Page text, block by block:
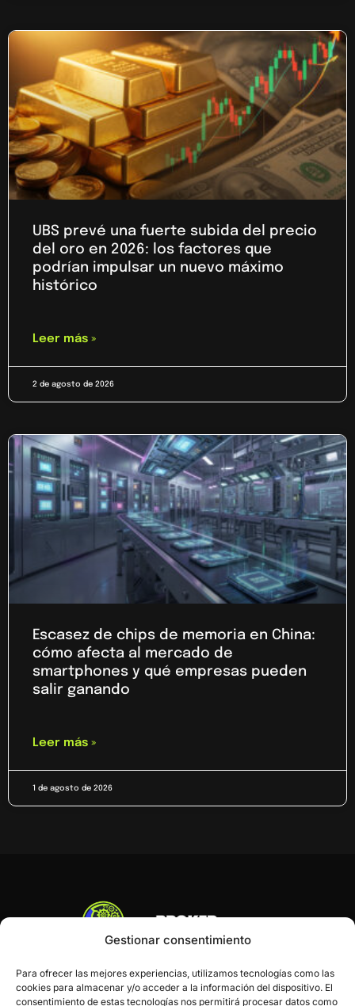
Gestionar consentimiento
Para ofrecer las mejores experiencias, utilizamos tecnologías como las
cookies para almacenar y/o acceder a la información del dispositivo. El
consentimiento de estas tecnologías nos permitirá procesar datos como
UBS prevé una fuerte subida del precio
del oro en 2026: los factores que
podrían impulsar un nuevo máximo
histórico
Leer más »
2 de agosto de 2026
Escasez de chips de memoria en China:
cómo afecta al mercado de
smartphones y qué empresas pueden
salir ganando
Leer más »
1 de agosto de 2026